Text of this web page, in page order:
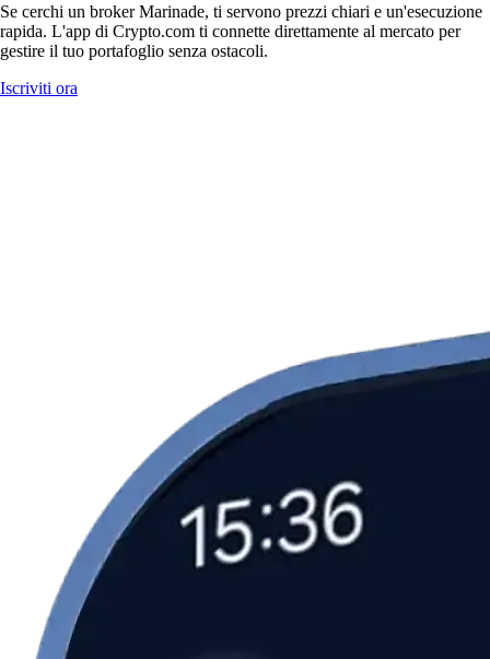
Se cerchi un broker Marinade, ti servono prezzi chiari e un'esecuzione
rapida. L'app di Crypto.com ti connette direttamente al mercato per
gestire il tuo portafoglio senza ostacoli.
Iscriviti ora